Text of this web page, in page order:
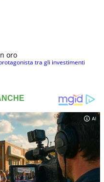
oro
tra gli investimenti